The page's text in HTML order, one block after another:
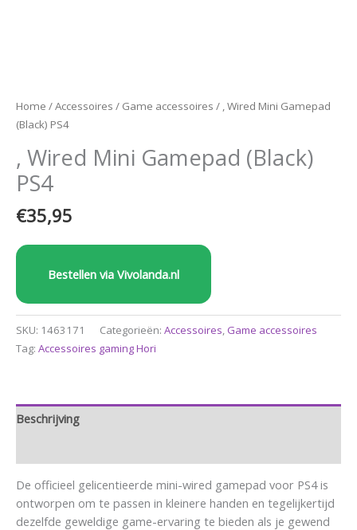
Home /Accessoires / Game accessoires / , Wired Mini Gamepad
(Black) PS4
, Wired Mini Gamepad (Black)
PS4
€35,95
Bestellen via Vivolanda.nl
SKU: 1463171 Categorieën: Accessoires, Game accessoires
Tag: Accessoires gaming Hori
Beschrijving
De officieel gelicentieerde mini-wired gamepad voor PS4 is
ontworpen om te passen in kleinere handen en tegelijkertijd
dezelfde geweldige game-ervaring te bieden als je gewend